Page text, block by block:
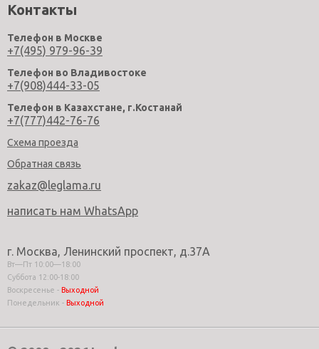
Контакты
Телефон в Москве
+7(495) 979-96-39
Телефон во Владивостоке
+7(908)444-33-05
Телефон в Казахстане, г.Костанай
+7(777)442-76-76
Схема проезда
Обратная связь
zakaz@leglama.ru
написать нам WhatsApp
г. Москва, Ленинский проспект, д.37А
Вт—Пт 10:00—18:00
Суббота 12:00-18:00
Воскресенье - Выходной
Понедельник - Выходной